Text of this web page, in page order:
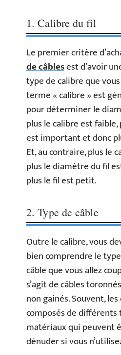
1. Calibre du fil
Le premier critère
de câblesest d’avoir
type de calibre que
terme « calibre » est
pour déterminer le
plus le calibre est
est important et donc
Et, au contraire, plus le
plus le diamètre du fil
plus le fil est petit.
2. Type de câble
Outre le calibre, vous
bien comprendre le
câble que vous allez
s’agit de câbles
non gainés. Souvent,
composés de différents
matériaux qui peuvent
dénuder si vous